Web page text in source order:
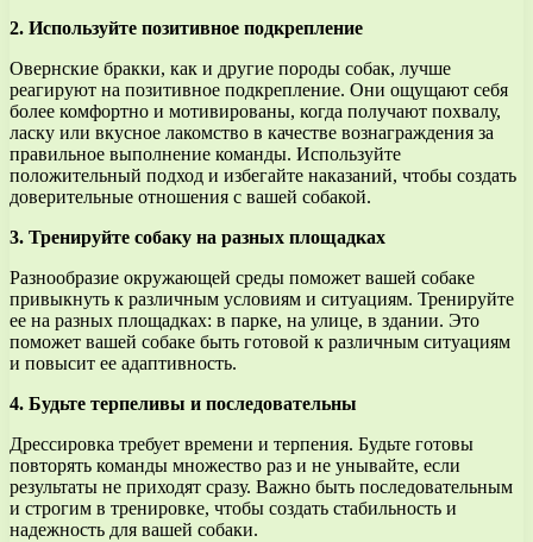
2. Используйте позитивное подкрепление
Овернские бракки, как и другие породы собак, лучше
реагируют на позитивное подкрепление. Они ощущают себя
более комфортно и мотивированы, когда получают похвалу,
ласку или вкусное лакомство в качестве вознаграждения за
правильное выполнение команды. Используйте
положительный подход и избегайте наказаний, чтобы создать
доверительные отношения с вашей собакой.
3. Тренируйте собаку на разных площадках
Разнообразие окружающей среды поможет вашей собаке
привыкнуть к различным условиям и ситуациям. Тренируйте
ее на разных площадках: в парке, на улице, в здании. Это
поможет вашей собаке быть готовой к различным ситуациям
и повысит ее адаптивность.
4. Будьте терпеливы и последовательны
Дрессировка требует времени и терпения. Будьте готовы
повторять команды множество раз и не унывайте, если
результаты не приходят сразу. Важно быть последовательным
и строгим в тренировке, чтобы создать стабильность и
надежность для вашей собаки.